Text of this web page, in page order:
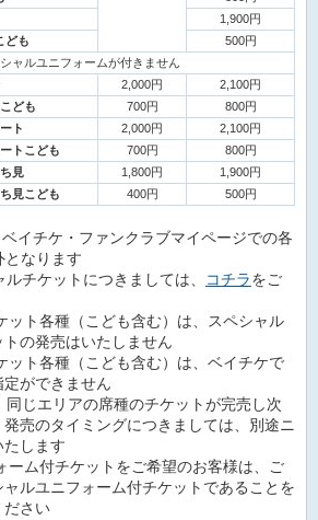
1,900円
ども
500円
ャルユニフォームが付きません
2,000円
2,100円
ども
700円 800円
ト 2,000円
2,100円
トこども
700円 800円
見 1,800円
1,900円
見こども
400円 500円
イチケ・ファンクラブマイページでの各
となります
チケットにつきましては、 コチラをご
ット各種（こども含む）は、スペシャル
の発売はいたしません
ット各種（こども含む）は、ベイチケで
ができません
同じエリアの席種のチケットが完売し次
売のタイミングにつきましては、別途ニ
たします
ーム付チケットをご希望のお客様は、ご
ルユニフォーム付チケットであることを
ださい